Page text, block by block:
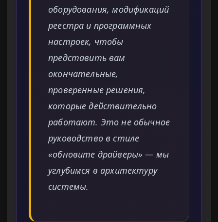
оборудования, модификаций
реестра и программных
настроек, чтобы
представить вам
окончательные,
проверенные решения,
которые действительно
работают. Это не обычное
руководство в стиле
«обновите драйверы» — мы
углубимся в архитектуру
системы.